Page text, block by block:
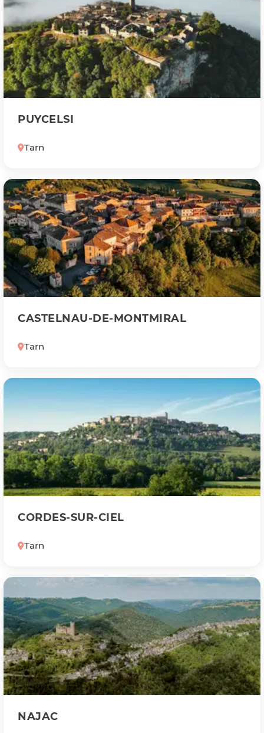
PUYCELSI
Tarn
CASTELNAU-DE-MONTMIRAL
Tarn
CORDES-SUR-CIEL
Tarn
NAJAC